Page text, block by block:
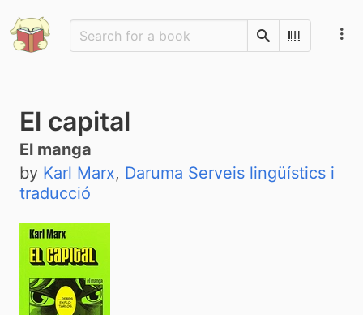
SearchScan
El capital
El manga
by Karl Marx, Daruma Serveis lingüístics i
traducció